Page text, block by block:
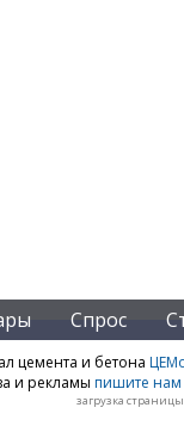
Спрос
цемента и бетона
и рекламы пишите нам
загрузка